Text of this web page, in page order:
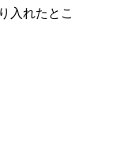
入れたとこ